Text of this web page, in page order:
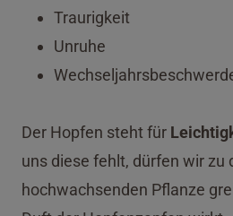
Traurigkeit
Unruhe
Der Hopfen steht für
uns diese fehlt, dürfen wir zu
hochwachsenden Pflanze